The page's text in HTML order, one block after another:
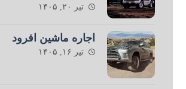
تیر ۲۰, ۱۴۰۵
اجاره ماشین افرود
تیر ۱۶, ۱۴۰۵